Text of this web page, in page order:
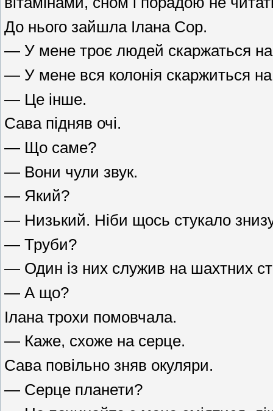
До нього зайшла Ілана Сор.
— У мене троє людей скаржаться на
— У мене вся колонія скаржиться
— Це інше.
Сава підняв очі.
— Що саме?
— Вони чули звук.
— Який?
— Низький. Ніби щось стукало
— Труби?
— Один із них служив на шахтних
— А що?
Ілана трохи помовчала.
— Каже, схоже на серце.
Сава повільно зняв окуляри.
— Серце планети?